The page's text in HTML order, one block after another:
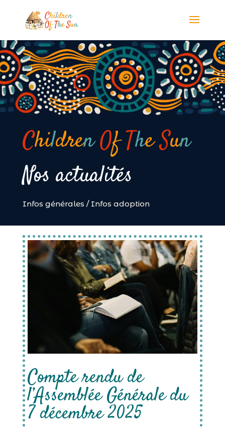
ChildrenOfTheSun
Nos actualités
Infos générales / Infos adoption
Compte rendu de
l’Assemblée Générale du
7 décembre 2025